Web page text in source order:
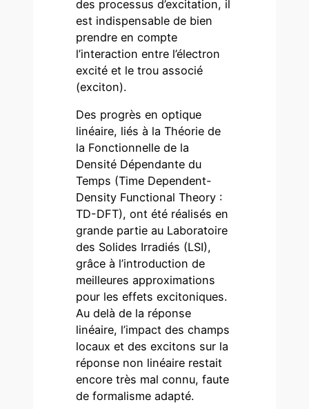
des processus d’excitation, il
est indispensable de bien
prendre en compte
l’interaction entre l’électron
excité et le trou associé
(exciton).
Des progrès en optique
linéaire, liés à la Théorie de
la Fonctionnelle de la
Densité Dépendante du
Temps (Time Dependent-
Density Functional Theory :
TD-DFT), ont été réalisés en
grande partie au Laboratoire
des Solides Irradiés (LSI),
grâce à l’introduction de
meilleures approximations
pour les effets excitoniques.
Au delà de la réponse
linéaire, l’impact des champs
locaux et des excitons sur la
réponse non linéaire restait
encore très mal connu, faute
de formalisme adapté.